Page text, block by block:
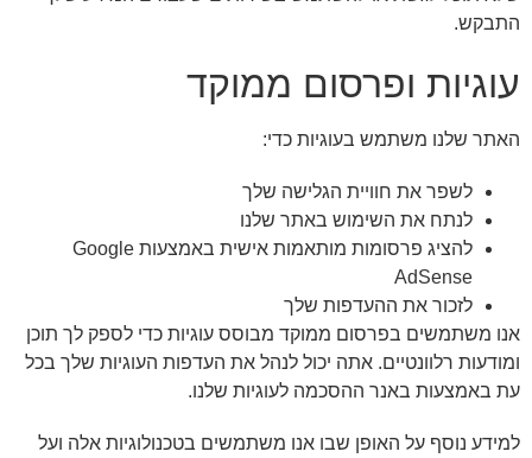
התבקש.
עוגיות ופרסום ממוקד
האתר שלנו משתמש בעוגיות כדי:
לשפר את חוויית הגלישה שלך
לנתח את השימוש באתר שלנו
להציג פרסומות מותאמות אישית באמצעות Google
AdSense
לזכור את ההעדפות שלך
אנו משתמשים בפרסום ממוקד מבוסס עוגיות כדי לספק לך תוכן
ומודעות רלוונטיים. אתה יכול לנהל את העדפות העוגיות שלך בכל
עת באמצעות באנר ההסכמה לעוגיות שלנו.
למידע נוסף על האופן שבו אנו משתמשים בטכנולוגיות אלה ועל